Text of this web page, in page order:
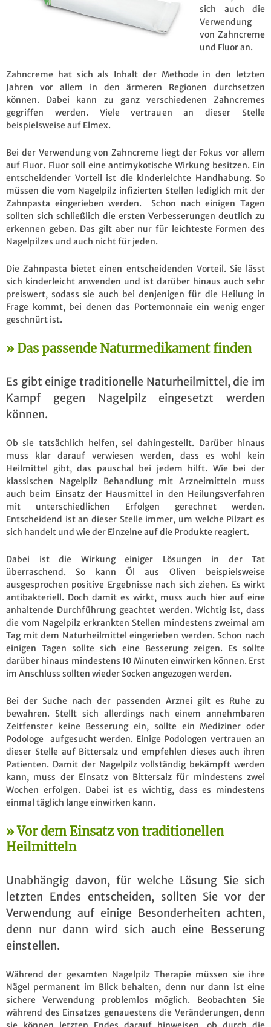
sich auch die
Verwendung
von Zahncreme
und Fluor an.
Zahncreme hat sich als Inhalt der Methode in den letzten
Jahren vor allem in den ärmeren Regionen durchsetzen
können. Dabei kann zu ganz verschiedenen Zahncremes
gegriffen werden. Viele vertrauen an dieser Stelle
beispielsweise auf Elmex.
Bei der Verwendung von Zahncreme liegt der Fokus vor allem
auf Fluor. Fluor soll eine antimykotische Wirkung besitzen. Ein
entscheidender Vorteil ist die kinderleichte Handhabung. So
müssen die vom Nagelpilz infizierten Stellen lediglich mit der
Zahnpasta eingerieben werden. Schon nach einigen Tagen
sollten sich schließlich die ersten Verbesserungen deutlich zu
erkennen geben. Das gilt aber nur für leichteste Formen des
Nagelpilzes und auch nicht für jeden.
Die Zahnpasta bietet einen entscheidenden Vorteil. Sie lässt
sich kinderleicht anwenden und ist darüber hinaus auch sehr
preiswert, sodass sie auch bei denjenigen für die Heilung in
Frage kommt, bei denen das Portemonnaie ein wenig enger
geschnürt ist.
Das passende Naturmedikament finden
Es gibt einige traditionelle Naturheilmittel, die im
Kampf gegen Nagelpilz eingesetzt werden
können.
Ob sie tatsächlich helfen, sei dahingestellt. Darüber hinaus
muss klar darauf verwiesen werden, dass es wohl kein
Heilmittel gibt, das pauschal bei jedem hilft. Wie bei der
klassischen Nagelpilz Behandlung mit Arzneimitteln muss
auch beim Einsatz der Hausmittel in den Heilungsverfahren
mit unterschiedlichen Erfolgen gerechnet werden.
Entscheidend ist an dieser Stelle immer, um welche Pilzart es
sich handelt und wie der Einzelne auf die Produkte reagiert.
Dabei ist die Wirkung einiger Lösungen in der Tat
überraschend. So kann Öl aus Oliven beispielsweise
ausgesprochen positive Ergebnisse nach sich ziehen. Es wirkt
antibakteriell. Doch damit es wirkt, muss auch hier auf eine
anhaltende Durchführung geachtet werden. Wichtig ist, dass
die vom Nagelpilz erkrankten Stellen mindestens zweimal am
Tag mit dem Naturheilmittel eingerieben werden. Schon nach
einigen Tagen sollte sich eine Besserung zeigen. Es sollte
darüber hinaus mindestens 10 Minuten einwirken können. Erst
im Anschluss sollten wieder Socken angezogen werden.
Bei der Suche nach der passenden Arznei gilt es Ruhe zu
bewahren. Stellt sich allerdings nach einem annehmbaren
Zeitfenster keine Besserung ein, sollte ein Mediziner oder
Podologe aufgesucht werden. Einige Podologen vertrauen an
dieser Stelle auf Bittersalz und empfehlen dieses auch ihren
Patienten. Damit der Nagelpilz vollständig bekämpft werden
kann, muss der Einsatz von Bittersalz für mindestens zwei
Wochen erfolgen. Dabei ist es wichtig, dass es mindestens
einmal täglich lange einwirken kann.
Vor dem Einsatz von traditionellen
Heilmitteln
Unabhängig davon, für welche Lösung Sie sich
letzten Endes entscheiden, sollten Sie vor der
Verwendung auf einige Besonderheiten achten,
denn nur dann wird sich auch eine Besserung
einstellen.
Während der gesamten Nagelpilz Therapie müssen sie ihre
Nägel permanent im Blick behalten, denn nur dann ist eine
sichere Verwendung problemlos möglich. Beobachten Sie
während des Einsatzes genauestens die Veränderungen, denn